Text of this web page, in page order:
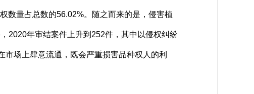
数量占总数的56.02%。随之而来的是，侵害植
2020年审结案件上升到252件，其中以侵权纠纷
场上肆意流通，既会严重损害品种权人的利